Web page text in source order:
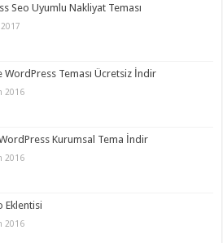
Seo Uyumlu Nakliyat Teması
WordPress Teması Ücretsiz İndir
2016
Kurumsal Tema İndir
2016
Eklentisi
2016